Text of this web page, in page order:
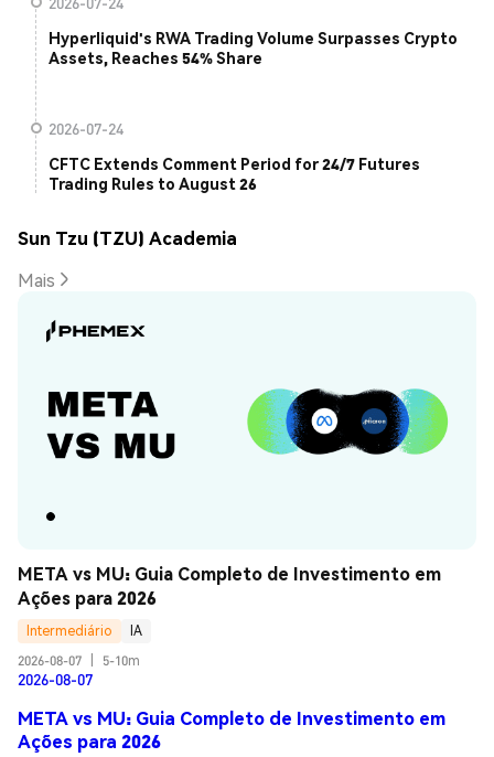
Hyperliquid's RWA Trading Volume Surpasses Crypto
Assets, Reaches 54% Share
2026-07-24
CFTC Extends Comment Period for 24/7 Futures
Trading Rules to August 26
Sun Tzu (TZU) Academia
Mais
META vs MU: Guia Completo de Investimento em
Ações para 2026
Intermediário
IA
2026-08-07
5-10m
2026-08-07
META vs MU: Guia Completo de Investimento em
Ações para 2026